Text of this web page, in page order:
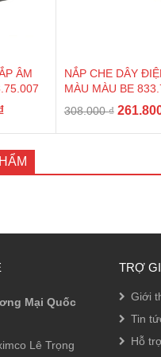
ÂM
Giá
là:
327.250 ₫.
NẮP CHE DÂY
MÀU MÀU BE
308.000₫ Giá
Mại Quốc
Lê Trọng
TRỢ
Giới
Tin
Hỗ